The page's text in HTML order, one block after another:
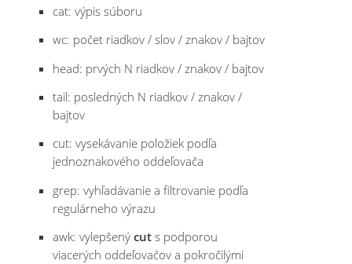
cat: výpis súboru
wc: počet riadkov / slov / znakov / bajtov
head: prvých N riadkov / znakov / bajtov
tail: posledných N riadkov / znakov /
bajtov
cut: vysekávanie položiek podľa
jednoznakového oddeľovača
grep: vyhľadávanie a filtrovanie podľa
regulárneho výrazu
awk: vylepšený cuts podporou
viacerých oddeľovačov a pokročilými